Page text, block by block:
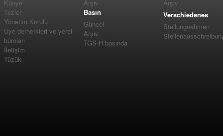
Künye
Tezler
Yönetim Kurulu
Üye dernerkleri ve yerel
büroları
İletişim
Tüzük
Arşiv
Basın
Güncel
Arşiv
TGS-H basında
Arşiv
Verschiedenes
Stellungnahmen